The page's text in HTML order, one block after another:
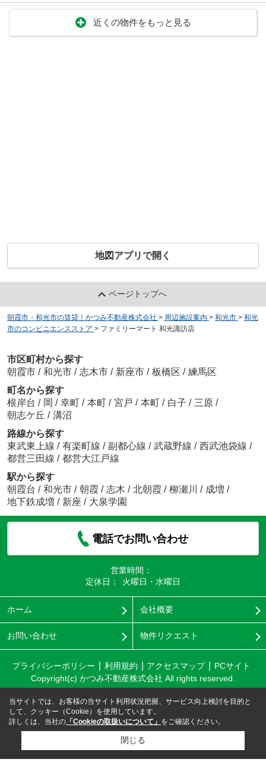
近くの物件をもっと見る
地図アプリで開く
ページトップへ
朝霞市・和光市の賃貸｜かつみ不動産株式会社 > 周辺施設案内 > 和光市 > 和光
市のコンビニエンスストア > ファミリーマート 和光諏訪店
市区町村から探す
朝霞市 / 和光市 / 志木市 / 新座市 / 板橋区 / 練馬区
町名から探す
根岸台 / 岡 / 幸町 / 本町 / 宮戸 / 本町 / 白子 / 三原 /
朝志ケ丘 / 溝沼
路線から探す
東武東上線 / 有楽町線 / 副都心線 / 武蔵野線 / 西武池袋線 /
都営三田線 / 都営大江戸線
駅から探す
朝霞台 / 和光市 / 朝霞 / 志木 / 北朝霞 / 柳瀬川 / 成増 /
地下鉄成増 / 新座 / 大泉学園
電話でお問い合わせ
営業時間：
定休日：
火曜日・水曜日
ホーム 会社概要
お問い合わせ 物件リクエスト
プライバシーポリシー 利用規約 アクセスマップ
PCサイト
Copyright(c) かつみ不動産株式会社 All rights reserved.
当サイトでは、お客様の当サイト利用状況把握、サービス向上検討を目的と
して、クッキー（Cookie）を使用しています。
詳しくは、当社の 「Cookieの取扱いについて」 をご確認ください。
閉じる